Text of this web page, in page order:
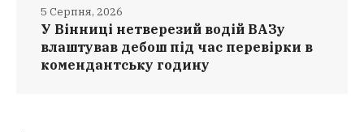
У Вінниці нетверезий водій ВАЗу
влаштував дебош під час перевірки в
комендантську годину
5 Серпня, 2026